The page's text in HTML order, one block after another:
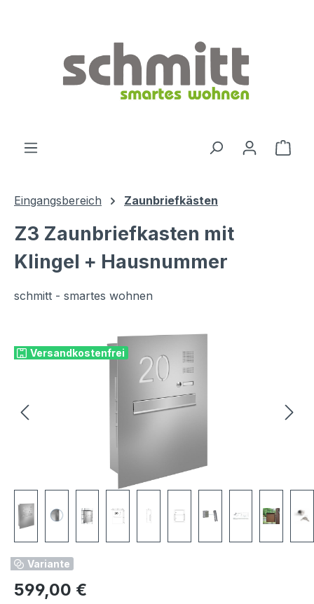
Eingangsbereich Zaunbriefkästen
Z3 Zaunbriefkasten mit
Klingel + Hausnummer
schmitt - smartes wohnen
Versandkostenfrei
Variante
Regulärer Preis:
599,00 €